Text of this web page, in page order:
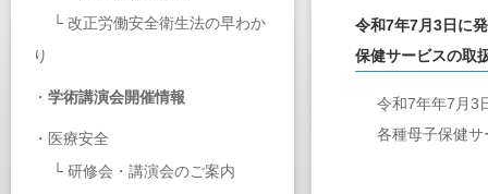
└ 改正労働安全衛生法の早わか
り
・ 学術講演会開催情報
・ 医療安全
└ 研修会・講演会のご案内
令和7年7月3日に
保健サービスの取
令和7年年7月3
各種母子保健